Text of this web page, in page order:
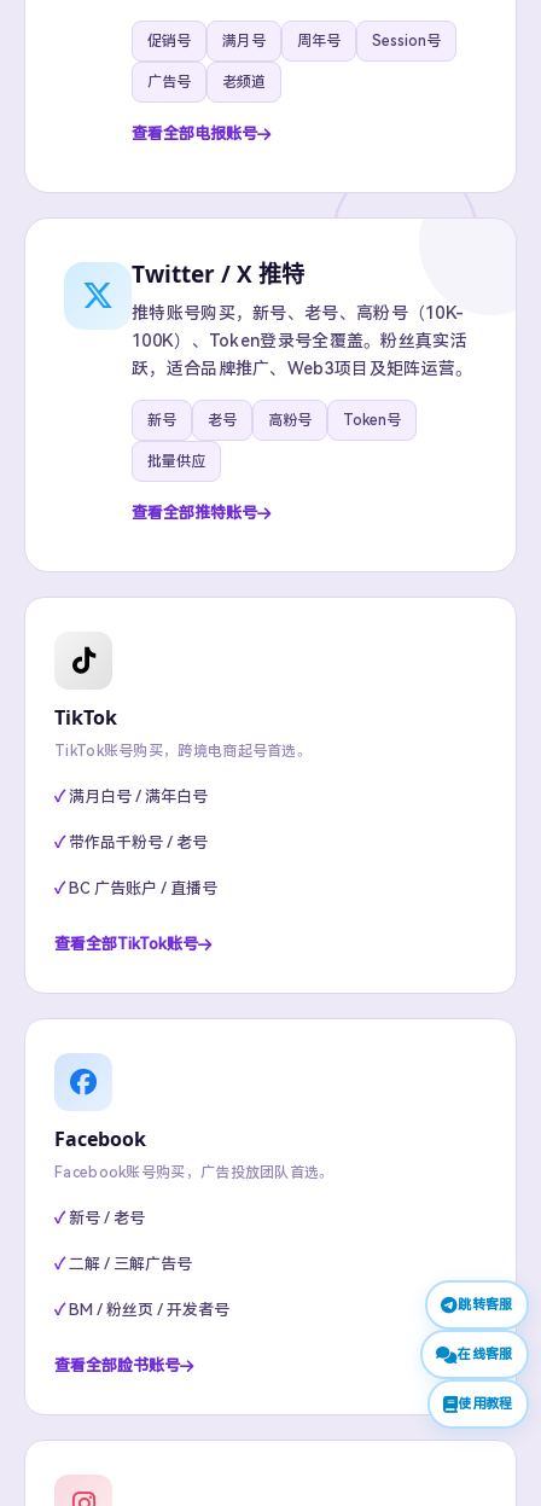
促销号 满月号 周年号 Session号
广告号 老频道
查看全部电报账号
Twitter / X 推特
推特账号购买，新号、老号、高粉号（10K-
100K）、Token登录号全覆盖。粉丝真实活
跃，适合品牌推广、Web3项目及矩阵运营。
新号 老号 高粉号 Token号
批量供应
查看全部推特账号
TikTok
TikTok账号购买，跨境电商起号首选。
满月白号 / 满年白号
带作品千粉号 / 老号
BC 广告账户 / 直播号
查看全部TikTok账号
Facebook
Facebook账号购买，广告投放团队首选。
新号 / 老号
二解 / 三解广告号
BM / 粉丝页 / 开发者号
查看全部脸书账号
跳转客服
在线客服
使用教程